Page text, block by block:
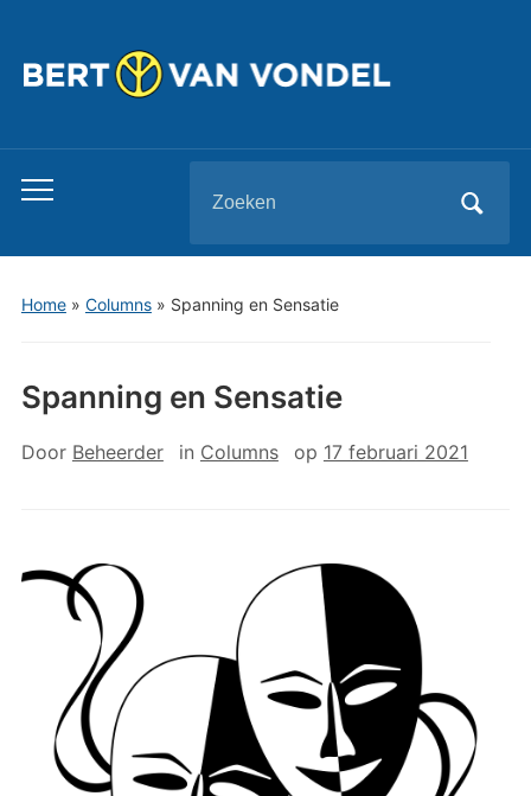
Toggle
menu
naar:
Home» Columns» Spanning en Sensatie
Spanning en Sensatie
Door Beheerder in Columns op 17 februari 2021